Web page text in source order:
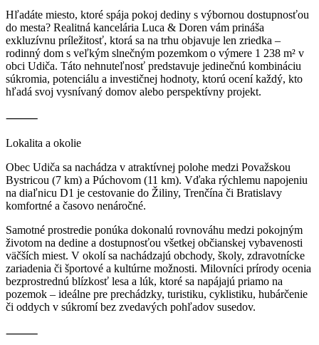
Hľadáte miesto, ktoré spája pokoj dediny s výbornou dostupnosťou
do mesta? Realitná kancelária Luca & Doren vám prináša
exkluzívnu príležitosť, ktorá sa na trhu objavuje len zriedka –
rodinný dom s veľkým slnečným pozemkom o výmere 1 238 m² v
obci Udiča. Táto nehnuteľnosť predstavuje jedinečnú kombináciu
súkromia, potenciálu a investičnej hodnoty, ktorú ocení každý, kto
hľadá svoj vysnívaný domov alebo perspektívny projekt.
⸻
Lokalita a okolie
Obec Udiča sa nachádza v atraktívnej polohe medzi Považskou
Bystricou (7 km) a Púchovom (11 km). Vďaka rýchlemu napojeniu
na diaľnicu D1 je cestovanie do Žiliny, Trenčína či Bratislavy
komfortné a časovo nenáročné.
Samotné prostredie ponúka dokonalú rovnováhu medzi pokojným
životom na dedine a dostupnosťou všetkej občianskej vybavenosti
väčších miest. V okolí sa nachádzajú obchody, školy, zdravotnícke
zariadenia či športové a kultúrne možnosti. Milovníci prírody ocenia
bezprostrednú blízkosť lesa a lúk, ktoré sa napájajú priamo na
pozemok – ideálne pre prechádzky, turistiku, cyklistiku, hubárčenie
či oddych v súkromí bez zvedavých pohľadov susedov.
⸻